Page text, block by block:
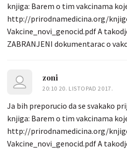
knjiga: Barem o tim vakcinama
http://prirodnamedicina.org/
Vakcine_novi_genocid.pdf A takodje nije lose pogledati ni
ZABRANJENI dokumentarac o
Vakcine_novi_genocid.pdf
zoni
20:10 20. LISTOPAD 2017.
Ja bih preporucio da se svakako
knjiga: Barem o tim vakcinama
http://prirodnamedicina.org/
Vakcine_novi_genocid.pdf A takodje nije lose pogledati ni